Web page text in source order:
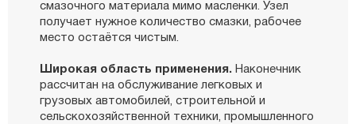
смазочного материала мимо масленки. Узел
получает нужное количество смазки, рабочее
место остаётся чистым.
Широкая область применения. Наконечник
рассчитан на обслуживание легковых и
грузовых автомобилей, строительной и
сельскохозяйственной техники, промышленного